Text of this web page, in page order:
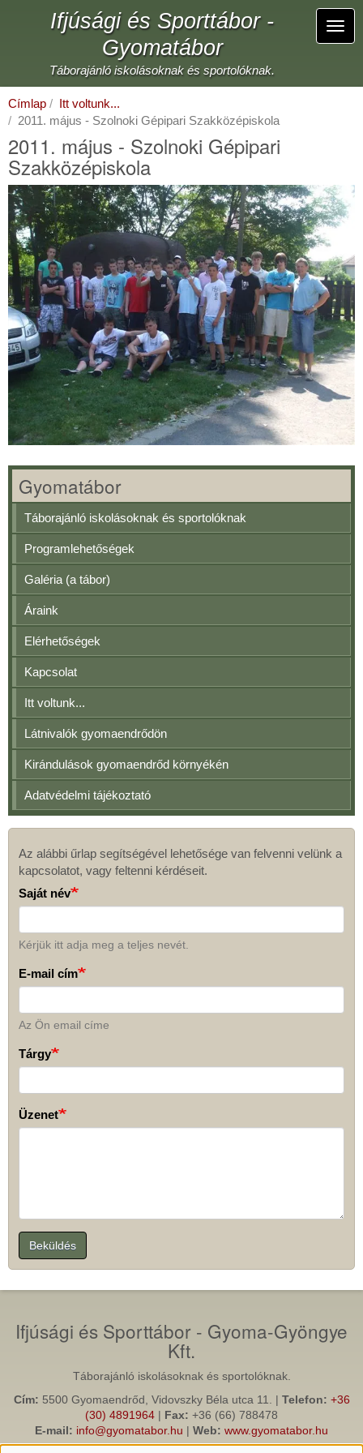
Ifjúsági és Sporttábor -
Gyomatábor
Táborajánló iskolásoknak és sportolóknak.
Címlap
Itt voltunk...
2011. május - Szolnoki Gépipari Szakközépiskola
2011. május - Szolnoki Gépipari
Szakközépiskola
Gyomatábor
Táborajánló iskolásoknak és sportolóknak
Programlehetőségek
Galéria (a tábor)
Áraink
Elérhetőségek
Kapcsolat
Itt voltunk...
Látnivalók gyomaendrődön
Kirándulások gyomaendrőd környékén
Adatvédelmi tájékoztató
Kapcsolat
Az alábbi űrlap segítségével lehetősége van felvenni velünk a
kapcsolatot, vagy feltenni kérdéseit.
Saját név
Kérjük itt adja meg a teljes nevét.
E-mail cím
Az Ön email címe
Tárgy
Üzenet
Beküldés
Ifjúsági és Sporttábor - Gyoma-Gyöngye
Kft.
Táborajánló iskolásoknak és sportolóknak.
Cím: 5500 Gyomaendrőd, Vidovszky Béla utca 11. | Telefon: +36
(30) 4891964
Fax: +36 (66) 788478
E-mail: info@gyomatabor.hu Web: www.gyomatabor.hu